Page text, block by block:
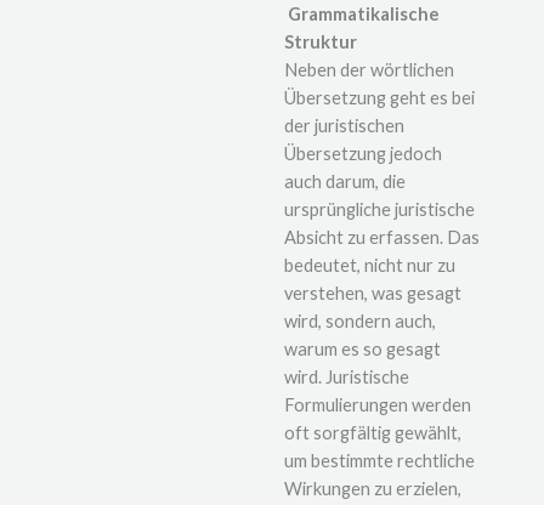
Grammatikalische
Struktur
Neben der wörtlichen
Übersetzung geht es bei
der juristischen
Übersetzung jedoch
auch darum, die
ursprüngliche juristische
Absicht zu erfassen. Das
bedeutet, nicht nur zu
verstehen, was gesagt
wird, sondern auch,
warum es so gesagt
wird. Juristische
Formulierungen werden
oft sorgfältig gewählt,
um bestimmte rechtliche
Wirkungen zu erzielen,